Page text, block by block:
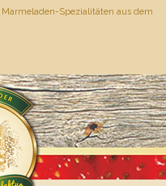
Spezialitäten aus dem